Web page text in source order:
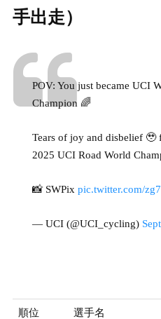
手出走）
POV: You just became UCI
Champion 🌈
Tears of joy and disbelief 🥹
2025 UCI Road World
📸 SWPix pic.twitter.com/
— UCI (@UCI_cycling)
順位 選手名